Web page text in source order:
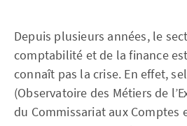
Depuis plusieurs années, le
comptabilité et de la finance
connaît pas la crise. En effet,
(Observatoire des Métiers de
du Commissariat aux Comptes